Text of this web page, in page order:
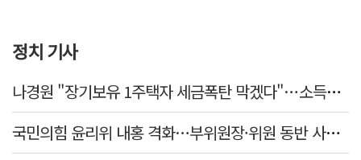
정치 기사
나경원 "장기보유 1주택자 세금폭탄 막겠다"…소득세법 개정안 발의
국민의힘 윤리위 내홍 격화…부위원장·위원 동반 사퇴 선언